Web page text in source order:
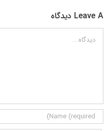
Leave A دیدگاه
دیدگاه